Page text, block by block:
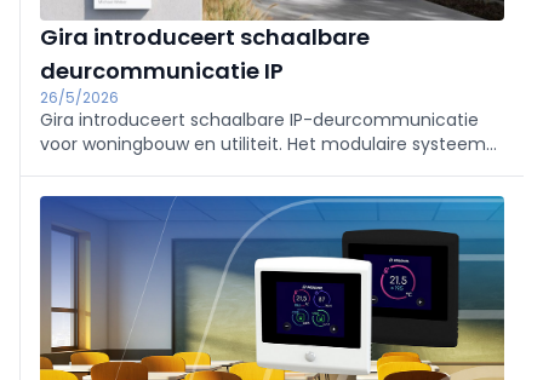
Gira introduceert schaalbare
deurcommunicatie IP
26/5/2026
Gira introduceert schaalbare IP-deurcommunicatie
voor woningbouw en utiliteit. Het modulaire systeem
mobiele toegang met eenvoudige projectering en
beheer voor projecten tot 1.000 units.